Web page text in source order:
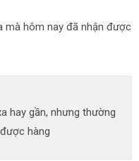
mà hôm nay đã nhận được
hay gần, nhưng thường
hàng